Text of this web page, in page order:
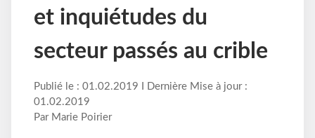
et inquiétudes du
secteur passés au crible
Publié le : 01.02.2019 I Dernière Mise à jour :
01.02.2019
Par Marie Poirier